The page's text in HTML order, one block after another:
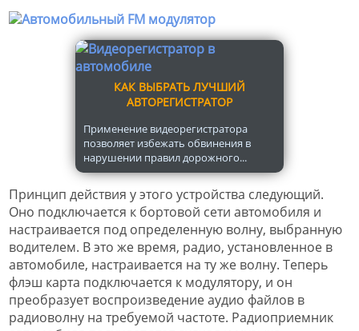
КАК ВЫБРАТЬ ЛУЧШИЙ
АВТОРЕГИСТРАТОР
Применение видеорегистратора
позволяет избежать обвинения в
нарушении правил дорожного...
Принцип действия у этого устройства следующий.
Оно подключается к бортовой сети автомобиля и
настраивается под определенную волну, выбранную
водителем. В это же время, радио, установленное в
автомобиле, настраивается на ту же волну. Теперь
флэш карта подключается к модулятору, и он
преобразует воспроизведение аудио файлов в
радиоволну на требуемой частоте. Радиоприемник